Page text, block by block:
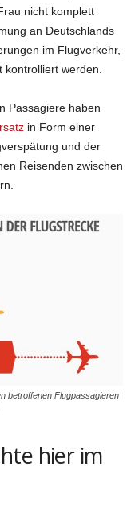
nicht komplett
an Deutschlands
im Flugverkehr,
werden.
Passagiere haben
in Form einer
und der
Reisenden zwischen
betroffenen Flugpassagieren
hier im